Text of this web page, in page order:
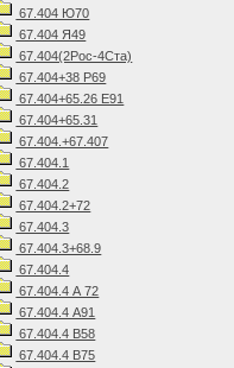
67.404 Ю70
67.404 Я49
67.404(2Рос-4Ста)
67.404+38 Р69
67.404+65.26 Е91
67.404+65.31
67.404.+67.407
67.404.1
67.404.2
67.404.2+72
67.404.3
67.404.3+68.9
67.404.4
67.404.4 А 72
67.404.4 А91
67.404.4 В58
67.404.4 В75